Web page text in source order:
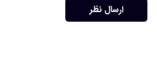
ارسال نظر